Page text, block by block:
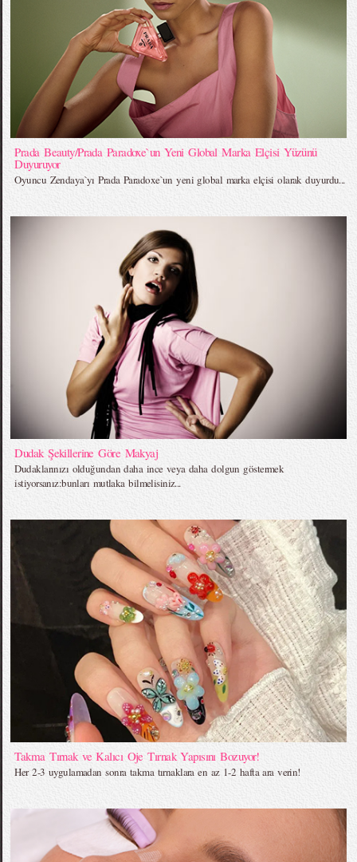
Prada Beauty/Prada Paradoxe`un Yeni Global Marka Elçisi Yüzünü
Duyuruyor
Oyuncu Zendaya`yı Prada Paradoxe`un yeni global marka elçisi olarak duyurdu...
Dudak Şekillerine Göre Makyaj
Dudaklarınızı olduğundan daha ince veya daha dolgun göstermek
istiyorsanız:bunları mutlaka bilmelisiniz...
Takma Tırnak ve Kalıcı Oje Tırnak Yapısını Bozuyor!
Her 2-3 uygulamadan sonra takma tırnaklara en az 1-2 hafta ara verin!